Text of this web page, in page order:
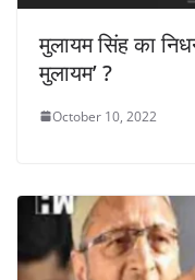
मुलायम सिंह का
मुलायम’ ?
October 10, 2022